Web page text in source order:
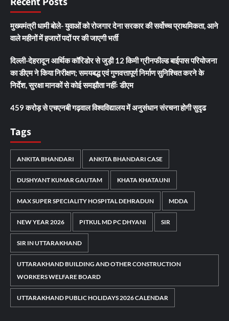
मुख्यमंत्री धामी बोले- युवाओं को रोजगार देना सरकार की सर्वोच्च प्राथमिकता, आने
वाले महीनों में हजारों पदों पर की जाएगी भर्ती
दिल्ली-देहरादून आर्थिक कॉरिडोर से जुड़ी 12 किमी ग्रीनफील्ड बाईपास परियोजना
का डीएम ने किया निरीक्षण; समयबद्ध एवं गुणवत्तापूर्ण निर्माण सुनिश्चित करने के
निर्देश, सुरक्षा मानकों से कोई समझौता नहींः डीएम
459 करोड़ से एचएनबी गढ़वाल विश्वविद्यालय में अनुसंधान संरचना होगी सुदृढ
Tags
ANKITA BHANDARI ANKITA BHANDARI CASE
DUSHYANT KUMAR GAUTAM KHATA KHATAUNI
MAX SUPER SPECIALITY HOSPITAL DEHRADUN MDDA
NEW YEAR 2026 PITKUL MD PC DHYANI SIR
SIR IN UTTARAKHAND
UTTARAKHAND BUILDING AND OTHER CONSTRUCTION
WORKERS WELFARE BOARD
UTTARAKHAND PUBLIC HOLIDAYS 2026 CALENDAR